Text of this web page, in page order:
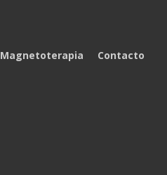
Magnetoterapia Contacto